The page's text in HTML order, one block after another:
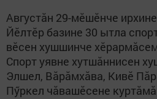
Августăн 29-мӗшӗнче
Йӗлтӗр базине 30 ытла
вӗсен хушшинче
Спорт уявне хутшăннисен
Элшел, Вăрăмхăва, Кивӗ
Пӳркел чăвашӗсене